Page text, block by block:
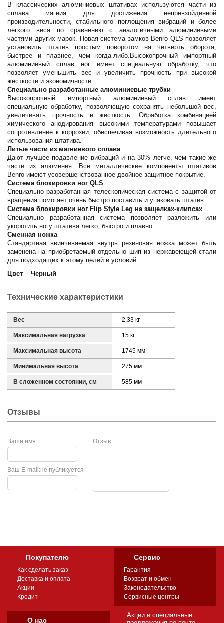
В классических алюминиевых штативах используются части из
сплава магния для достижения непревзойденной
производительности, стабильного поглощения вибраций и более
легкого веса по сравнению с аналогичными алюминиевыми
частями других марок. Новая система замков Benro QLS позволяет
установить штатив простым поворотом на четверть оборота,
быстрее и плавнее, чем когда-либо.Высокопрочный импортный
алюминиевый сплав ног имеет специальную обработку, что
позволяет уменьшить вес и увеличить прочность при высокой
жесткости и экономичности.
Специально разработанные алюминиевые трубки
Высокопрочный импортный алюминиевый сплав имеет
специальную обработку, позволяющую сохранять небольшой вес,
увеличивать прочность и жесткость. Обработка комбинацией
химического анодирования высокими температурами повышает
сопротивление к коррозии, обеспечивая возможность длительного
использования штатива.
Литые части из магниевого сплава
Дают лучшее подавление вибраций и на 30% легче, чем такие же
части из алюминия. Все металлические компоненты штативов
Benro имеют усовершенствованное двойное защитное покрытие.
Система блокировки ног QLS
Специально разработанная телескопическая система с защитой от
вращения помогает очень быстро поставить и упаковать штатив.
Система блокировки ног Flip Style Leg на защелках-клипсах
Специально разработанная система позволяет разложить или
укоротить ногу штатива легко, быстро и плавно.
Сменная ножка
Стандартная ввинчиваемая внутрь резиновая ножка может быть
заменена на приобретаемый отдельно шип из нержавеющей стали
для подходящих к этому целей и условий.
Цвет Черный
Технические характеристики
Вес 2,33 кг
Максимальная нагрузка 15 кг
Максимальная высота 1745 мм
Минимальная высота 275 мм
В сложенном состоянии, см 585 мм
Отзывы
Ваше имя: Отзыв:
не публикуется
Ваш E-mail:
Покупателю
Как сделать заказ
Доставка и оплата
Акции
Кредит
Сервис
Гарантия
Возврат и обмен
Законодательство
Сервисные центры
О нас
Акции и специальные